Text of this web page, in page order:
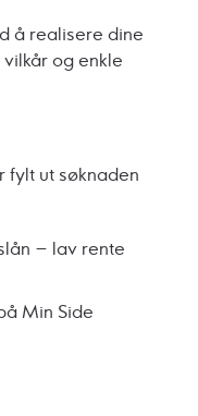
å realisere dine
og enkle
fylt ut søknaden
– lav rente
Min Side